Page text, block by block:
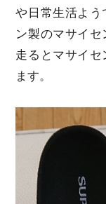
や日常生活よう
ン製のマサイ
走るとマサイセ
ます。